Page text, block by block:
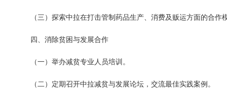
（三）探索中拉在打击管制药品生产、消费及贩运方面的合
四、消除贫困与发展合作
（一）举办减贫专业人员培训。
（二）定期召开中拉减贫与发展论坛，交流最佳实践案例。